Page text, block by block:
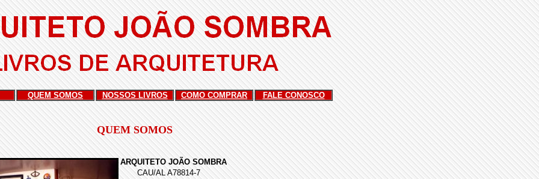
QUEM SOMOS NOSSOS LIVROS COMO COMPRAR FALE CONOSCO
QUEM SOMOS
ARQUITETO JOÃO SOMBRA
CAU/ALA78814-7